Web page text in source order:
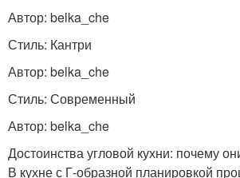
Автор: belka_che
Стиль: Кантри
Автор: belka_che
Стиль: Современный
Автор: belka_che
Достоинства угловой кухни: почему
В кухне с Г-образной планировкой